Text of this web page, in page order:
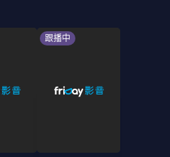
跟播中